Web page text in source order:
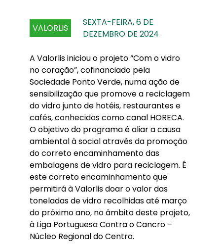
VALORLIS
SEXTA-FEIRA, 6 DE
DEZEMBRO DE 2024
A Valorlis iniciou o projeto “Com o vidro
no coração”, cofinanciado pela
Sociedade Ponto Verde, numa ação de
sensibilização que promove a reciclagem
do vidro junto de hotéis, restaurantes e
cafés, conhecidos como canal HORECA.
O objetivo do programa é aliar a causa
ambiental à social através da promoção
do correto encaminhamento das
embalagens de vidro para reciclagem. É
este correto encaminhamento que
permitirá à Valorlis doar o valor das
toneladas de vidro recolhidas até março
do próximo ano, no âmbito deste projeto,
à Liga Portuguesa Contra o Cancro –
Núcleo Regional do Centro.